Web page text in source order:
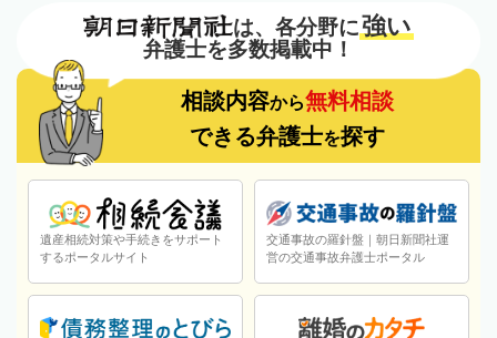
は、各分野に強い
弁護士を多数掲載中！
相談内容から無料相談
できる弁護士を探す
遺産相続対策や手続きをサポート
するポータルサイト
交通事故の羅針盤｜朝日新聞社運
営の交通事故弁護士ポータル